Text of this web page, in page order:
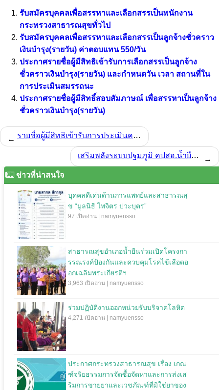
รับสมัครบุคคลเพื่อสรรหาและเลือกสรรเป็นพนักงาน
กระทรวงสาธารณสุขทั่วไป
รับสมัครบุคคลเพื่อสรรหาและเลือกสรรเป็นลูกจ้างชั่วคราว
เงินบำรุง(รายวัน) ค่าตอบแทน 550/วัน
ประกาศรายชื่อผู้มีสิทธิเข้ารับการเลือกสรรเป็นลูกจ้าง
ชั่วคราวเงินบำรุง(รายวัน) และกำหนดวัน เวลา สถานที่ใน
การประเมินสมรรถนะ
ประกาศรายชื่อผู้มีสิทธิ์สอบสัมภาษณ์ เพื่อสรรหาเป็นลูกจ้าง
ชั่วคราวเงินบำรุง(รายวัน)
← รายชื่อผู้มีสิทธิเข้ารับการประเมินความรู้ความสามารถ ทักษะ และสมรรถนะ ตำแหน่งพนักงานช่วยเหลือคนไข้
เสริมพลังระบบปฐมภูมิ คปสอ.น้ำยืน ลงพื้นที่นิเทศเครือข่ายบริการสุขภาพ
→
ข่าวที่น่าสนใจ
บุคคลดีเด่นด้านการแพทย์และสาธารณสุ
ข “มูลนิธิ ไพจิตร ปวะบุตร”
97 เปิดอ่าน | namyuensso
สาธารณสุขอำเภอน้ำยืนร่วมเปิดโครงกา
รรณรงค์ป้องกันและควบคุมโรคไข้เลือดอ
อกเฉลิมพระเกียรติฯ
3,963 เปิดอ่าน | namyuensso
ร่วมปฏิบัติงานออกหน่วยรับบริจาคโลหิต
4,271 เปิดอ่าน | namyuensso
ประกาศกระทรวงสาธารณสุข เรื่อง เกณ
ฑ์จริยธรรมการจัดซื้อจัดหาและการส่งเส
ริมการขายยาและเวชภัณฑ์ที่มิใช่ยาของ